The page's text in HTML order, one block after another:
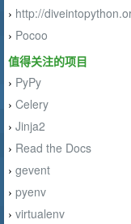
› http://
› Pocoo
值得关注的项目
› PyPy
› Celery
› Jinja2
› Read the Docs
› gevent
› pyenv
› virtualenv